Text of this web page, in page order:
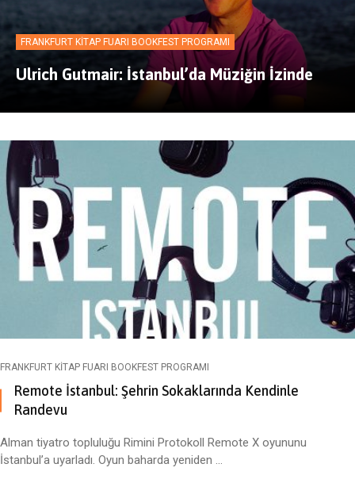
FRANKFURT KITAP FUARI BOOKFEST PROGRAMI
Ulrich Gutmair: İstanbul’da Müziğin İzinde
FRANKFURT KITAP FUARI BOOKFEST PROGRAMI
Remote İstanbul: Şehrin Sokaklarında Kendinle
Randevu
Alman tiyatro topluluğu Rimini Protokoll Remote X oyununu
İstanbul’a uyarladı. Oyun baharda yeniden ...